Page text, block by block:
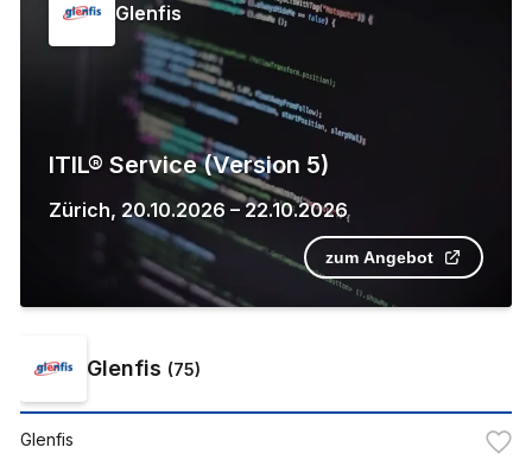
Glenfis
ITIL® Service (Version 5)
Zürich, 20.10.2026 –22.10.2026
zum Angebot
Glenfis (75)
Glenfis